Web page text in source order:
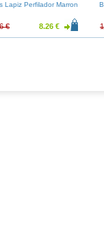
Lapiz Perfilador Marron
€ 8.26 €